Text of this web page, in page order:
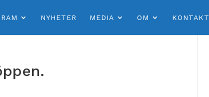
NYHETER MEDIA OM KONTAKT